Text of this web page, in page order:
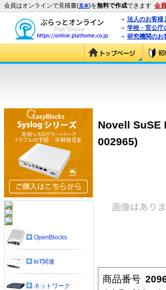
会員はオンラインで見積書(見本)を無料で作成できます 会
法人のお客様
学校・官公庁
研究機関のお
Novell SuSE
002965)
商品番号
OpenBlocks
IoT関連
ネットワーク